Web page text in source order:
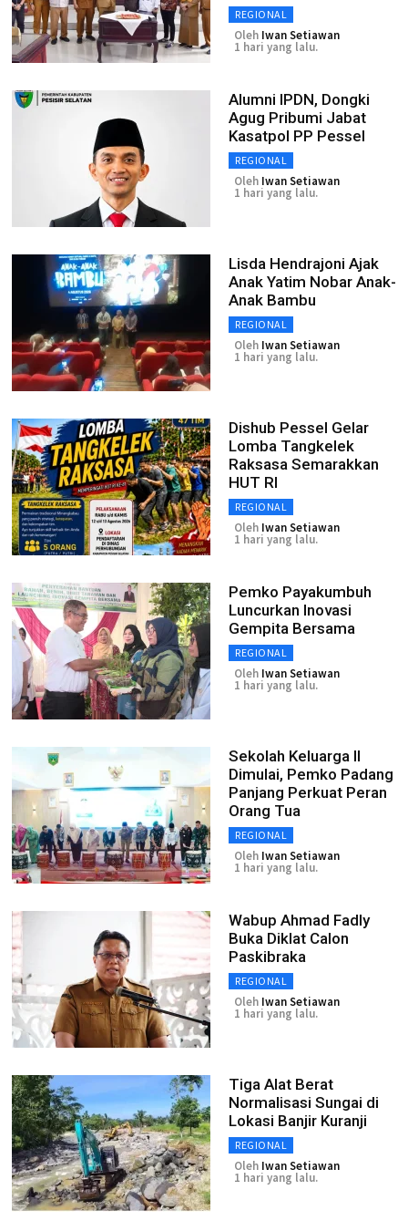
REGIONAL
Oleh Iwan Setiawan
1 hari yang lalu.
Alumni IPDN, Dongki
Agug Pribumi Jabat
Kasatpol PP Pessel
REGIONAL
Oleh Iwan Setiawan
1 hari yang lalu.
Lisda Hendrajoni Ajak
Anak Yatim Nobar Anak-
Anak Bambu
REGIONAL
Oleh Iwan Setiawan
1 hari yang lalu.
Dishub Pessel Gelar
Lomba Tangkelek
Raksasa Semarakkan
HUT RI
REGIONAL
Oleh Iwan Setiawan
1 hari yang lalu.
Pemko Payakumbuh
Luncurkan Inovasi
Gempita Bersama
REGIONAL
Oleh Iwan Setiawan
1 hari yang lalu.
Sekolah Keluarga II
Dimulai, Pemko Padang
Panjang Perkuat Peran
Orang Tua
REGIONAL
Oleh Iwan Setiawan
1 hari yang lalu.
Wabup Ahmad Fadly
Buka Diklat Calon
Paskibraka
REGIONAL
Oleh Iwan Setiawan
1 hari yang lalu.
Tiga Alat Berat
Normalisasi Sungai di
Lokasi Banjir Kuranji
REGIONAL
Oleh Iwan Setiawan
1 hari yang lalu.